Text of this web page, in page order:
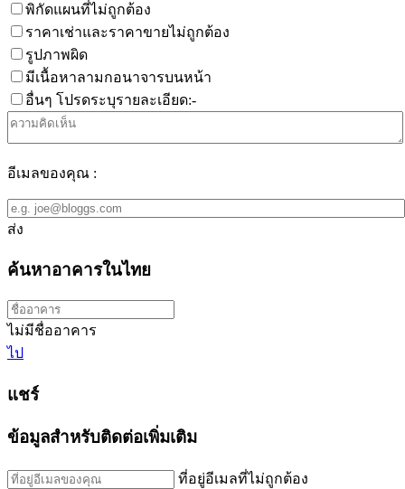
พิกัดแผนที่ไม่ถูกต้อง
ราคาเช่าและราคาขายไม่ถูกต้อง
รูปภาพผิด
มีเนื้อหาลามกอนาจารบนหน้า
อื่นๆ โปรดระบุรายละเอียด:-
อีเมลของคุณ :
ส่ง
ค้นหาอาคารในไทย
ไม่มีชื่ออาคาร
ไป
แชร์
ข้อมูลสำหรับติดต่อเพิ่มเติม
ที่อยู่อีเมลที่ไม่ถูกต้อง